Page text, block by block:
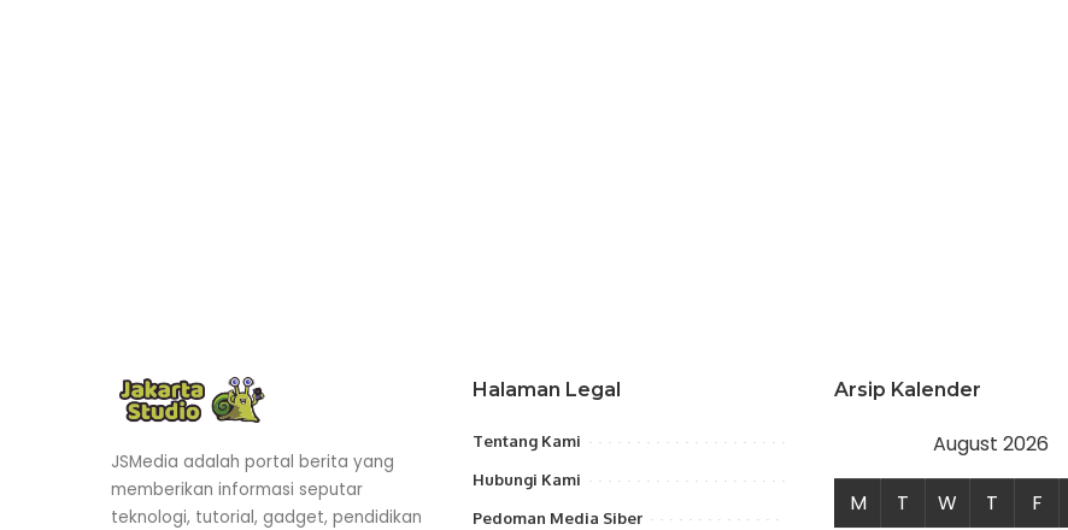
JSMedia adalah portal berita yang
memberikan informasi seputar
teknologi, tutorial, gadget, pendidikan
Halaman Legal
Tentang Kami
Hubungi Kami
Pedoman Media Siber
Arsip Kalender
August 2026
M T W T F